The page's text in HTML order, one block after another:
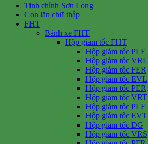
Tinh chỉnh Sơn Long
Con lăn chữ thập
FHT
Bánh xe FHT
Hộp giảm tốc FHT
Hộp giảm tốc PLE
Hộp giảm tốc VRL
Hộp giảm tốc FER
Hộp giảm tốc EVL
Hộp giảm tốc PER
Hộp giảm tốc VRT
Hộp giảm tốc PLF
Hộp giảm tốc EVT
Hộp giảm tốc DG
Hộp giảm tốc VRS